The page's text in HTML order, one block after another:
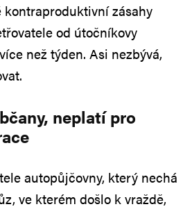
kontraproduktivní zásahy
od útočníkovy
než týden. Asi nezbývá,
neplatí pro
autopůjčovny, který nechá
ve kterém došlo k vraždě,